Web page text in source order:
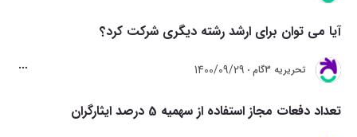
آیا می توان برای ارشد رشته دیگری شرکت کرد؟
تحريريه 3گام 1400/09/29
تعداد دفعات مجاز استفاده از سهمیه 5 درصد ایثارگران